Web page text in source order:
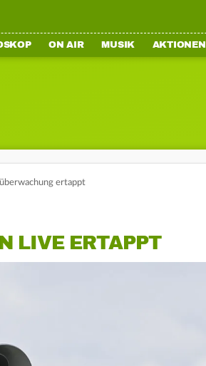
ON AIR MUSIK AKTIONEN
ertappt
LIVE ERTAPPT